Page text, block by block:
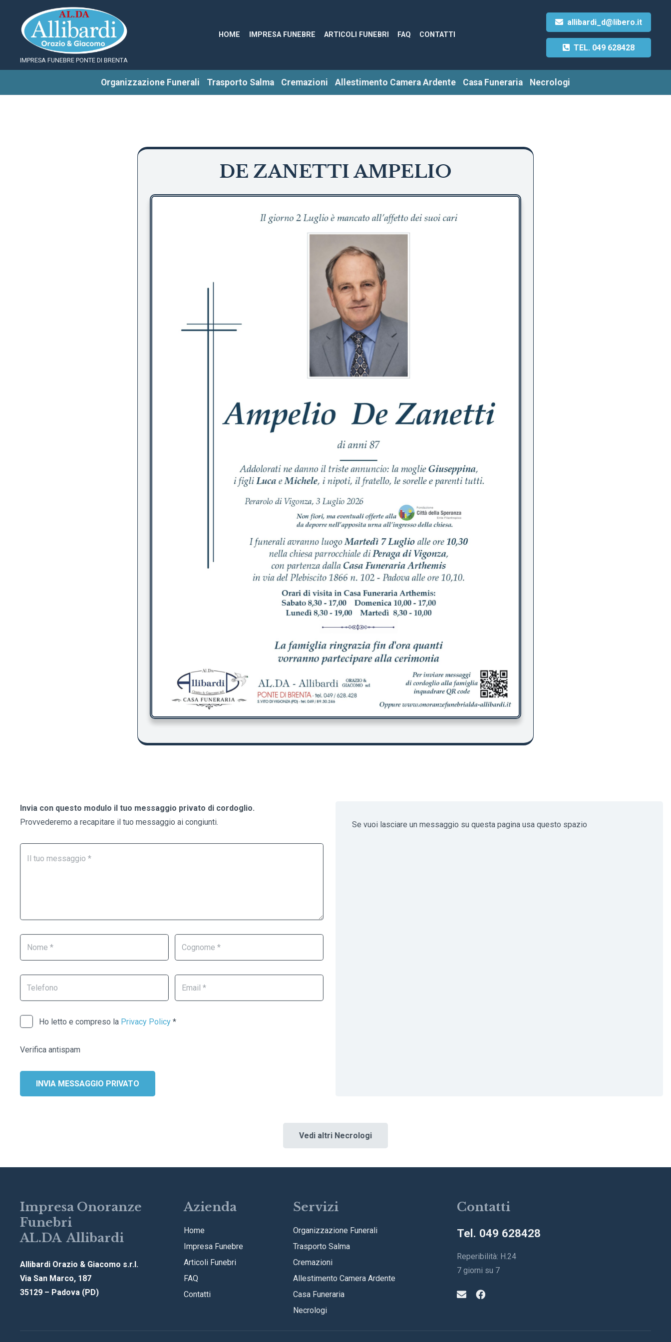
IMPRESA FUNEBRE PONTE DI BRENTA
HOME IMPRESA FUNEBRE ARTICOLI FUNEBRI FAQ CONTATTI
allibardi_d@libero.it
TEL. 049 628428
Organizzazione Funerali Trasporto Salma Cremazioni Allestimento Camera Ardente Casa Funeraria Necrologi
DE ZANETTI AMPELIO
Invia con questo modulo il tuo messaggio privato di cordoglio.
Provvederemo a recapitare il tuo messaggio ai congiunti.
Ho letto e compreso la Privacy Policy *
Verifica antispam
INVIA MESSAGGIO PRIVATO
un
questo
campo
vuoto.
Se vuoi lasciare un messaggio su questa pagina usa questo spazio
Vedi altri Necrologi
Impresa Onoranze
Funebri
AL.DA Allibardi
Allibardi Orazio & Giacomo s.r.l.
Via San Marco, 187
35129 – Padova (PD)
Azienda
Home
Impresa Funebre
Articoli Funebri
FAQ
Contatti
Servizi
Organizzazione Funerali
Trasporto Salma
Cremazioni
Allestimento Camera Ardente
Casa Funeraria
Necrologi
Contatti
Tel. 049 628428
Reperibilità: H.24
7 giorni su 7